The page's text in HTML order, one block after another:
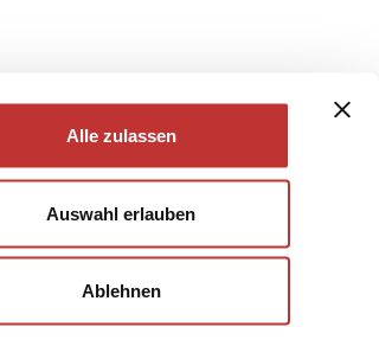
Alle zulassen
Auswahl erlauben
Ablehnen